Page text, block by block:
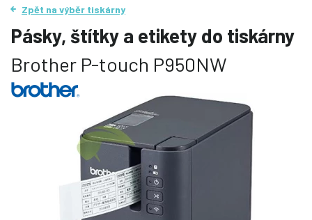
Zpět na výběr tiskárny
Pásky, štítky a etikety do tiskárny
Brother P-touch P950NW